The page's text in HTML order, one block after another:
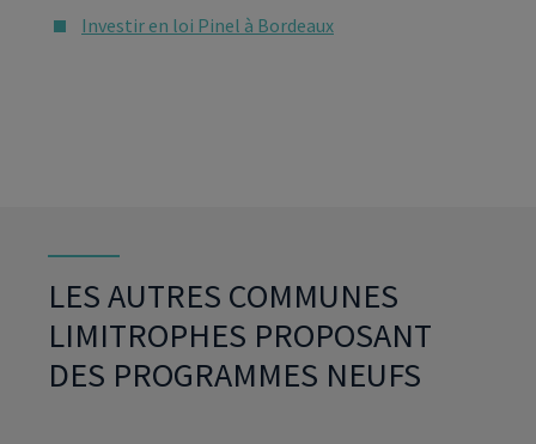
Investir en loi Pinel à Bordeaux
LES AUTRES COMMUNES
LIMITROPHES PROPOSANT
DES PROGRAMMES NEUFS